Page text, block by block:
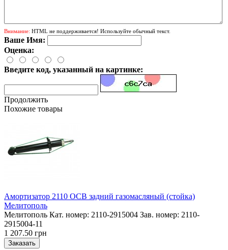
Внимание: HTML не поддерживается! Используйте обычный текст.
Ваше Имя:
Оценка:
Введите код, указанный на картинке:
Продолжить
Похожие товары
Амортизатор 2110 ОСВ задний газомасляный (стойка)
Мелитополь
Мелитополь Кат. номер: 2110-2915004 Зав. номер: 2110-
2915004-11
1 207.50 грн